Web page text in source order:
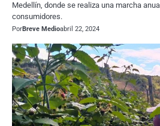
Medellín, donde se realiza una marcha
consumidores.
PorBreve Medioabril 22, 2024